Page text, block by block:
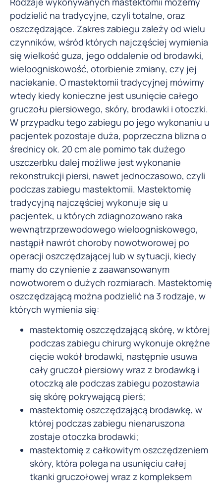
podzielić na tradycyjne, czyli totalne, oraz
oszczędzające. Zakres zabiegu zależy od wielu
czynników, wśród których najczęściej wymienia
się wielkość guza, jego oddalenie od brodawki,
wieloogniskowość, otorbienie zmiany, czy jej
naciekanie. O mastektomii tradycyjnej mówimy
wtedy kiedy konieczne jest usunięcie całego
gruczołu piersiowego, skóry, brodawki i otoczki.
W przypadku tego zabiegu po jego wykonaniu u
pacjentek pozostaje duża, poprzeczna blizna o
średnicy ok. 20 cm ale pomimo tak dużego
uszczerbku dalej możliwe jest wykonanie
rekonstrukcji piersi, nawet jednoczasowo, czyli
podczas zabiegu mastektomii. Mastektomię
tradycyjną najczęściej wykonuje się u
pacjentek, u których zdiagnozowano raka
wewnątrzprzewodowego wieloogniskowego,
nastąpił nawrót choroby nowotworowej po
operacji oszczędzającej lub w sytuacji, kiedy
mamy do czynienie z zaawansowanym
nowotworem o dużych rozmiarach. Mastektomię
oszczędzającą można podzielić na 3 rodzaje, w
których wymienia się:
mastektomię oszczędzającą skórę, w której
podczas zabiegu chirurg wykonuje okrężne
cięcie wokół brodawki, następnie usuwa
cały gruczoł piersiowy wraz z brodawką i
otoczką ale podczas zabiegu pozostawia
się skórę pokrywającą pierś;
mastektomię oszczędzającą brodawkę, w
której podczas zabiegu nienaruszona
zostaje otoczka brodawki;
mastektomię z całkowitym oszczędzeniem
skóry, która polega na usunięciu całej
tkanki gruczołowej wraz z kompleksem